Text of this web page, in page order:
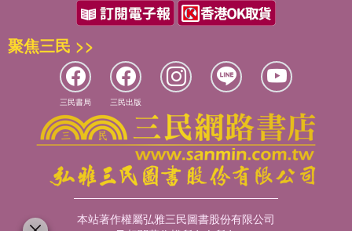
聚焦三民 >>
三民書局 三民出版
本站著作權屬弘雅三民圖書股份有限公司